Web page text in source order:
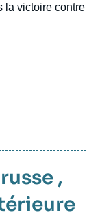
la victoire contre
,